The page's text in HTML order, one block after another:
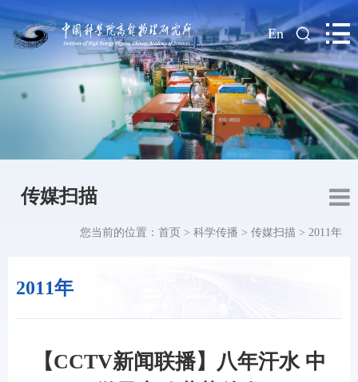
| En
传媒扫描
2011年
您当前的位置： 首页 > 科学传播 > 传媒扫描 > 2011年
【CCTV新闻联播】八年汗水 中